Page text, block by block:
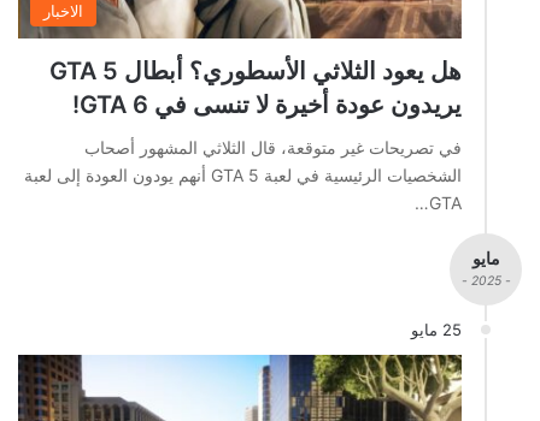
الاخبار
هل يعود الثلاثي الأسطوري؟ أبطال GTA 5
يريدون عودة أخيرة لا تنسى في GTA 6!
في تصريحات غير متوقعة، قال الثلاثي المشهور أصحاب
الشخصيات الرئيسية في لعبة GTA 5 أنهم يودون العودة إلى لعبة
GTA…
مايو
- 2025 -
25 مايو